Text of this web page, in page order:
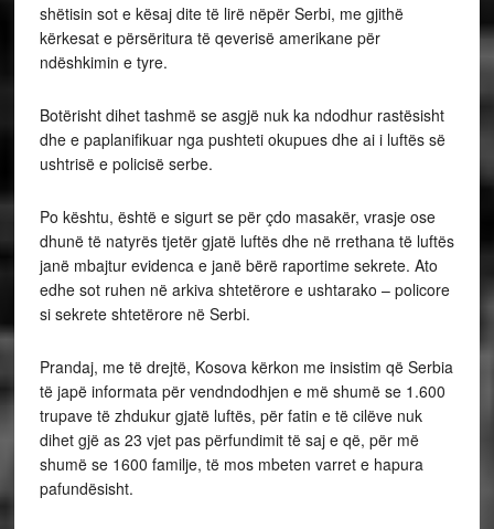
shëtisin sot e kësaj dite të lirë nëpër Serbi, me gjithë
kërkesat e përsëritura të qeverisë amerikane për
ndëshkimin e tyre.
Botërisht dihet tashmë se asgjë nuk ka ndodhur rastësisht
dhe e paplanifikuar nga pushteti okupues dhe ai i luftës së
ushtrisë e policisë serbe.
Po kështu, është e sigurt se për çdo masakër, vrasje ose
dhunë të natyrës tjetër gjatë luftës dhe në rrethana të luftës
janë mbajtur evidenca e janë bërë raportime sekrete. Ato
edhe sot ruhen në arkiva shtetërore e ushtarako – policore
si sekrete shtetërore në Serbi.
Prandaj, me të drejtë, Kosova kërkon me insistim që Serbia
të japë informata për vendndodhjen e më shumë se 1.600
trupave të zhdukur gjatë luftës, për fatin e të cilëve nuk
dihet gjë as 23 vjet pas përfundimit të saj e që, për më
shumë se 1600 familje, të mos mbeten varret e hapura
pafundësisht.